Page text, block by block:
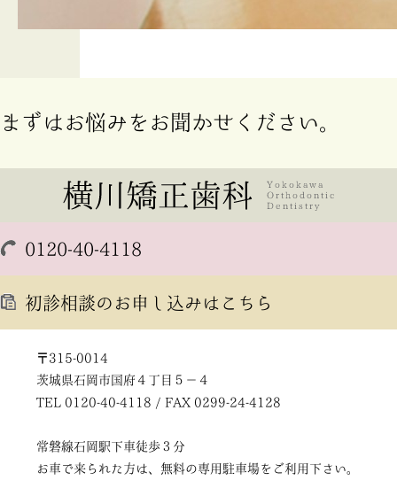
まずはお悩みをお聞かせください。
0120-40-4118
初診相談のお申し込みはこちら
〒315-0014
茨城県石岡市国府４丁目５－４
TEL 0120-40-4118 / FAX 0299-24-4128
常磐線石岡駅下車徒歩３分
お車で来られた方は、無料の専用駐車場をご利用下さい。